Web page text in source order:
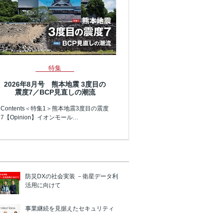
特集
2026年8月号 熊本地震 3度目の
震度7／BCP見直しの潮流
Contents＜特集1＞熊本地震3度目の震度
7【Opinion】イオンモール…
防災DXの社会実装 －衛星データ利
活用に向けて
事業継続を見据えたセキュリティ